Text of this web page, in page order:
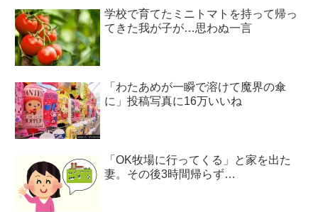
学校で育てたミニトマトを持って帰っ
てきた我が子が…思わぬ一言
「わたあめが一瞬で溶けて魔界の傘
に」投稿写真に16万いいね
「OK牧場に行ってくる」と家を出た
妻。その後3時間帰らず…